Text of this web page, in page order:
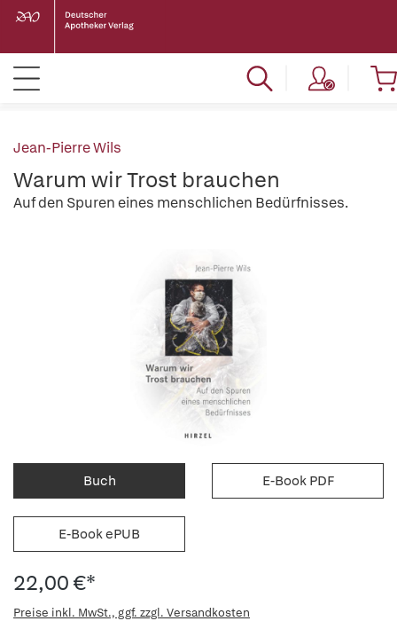
Jean-Pierre Wils
Warum wir Trost brauchen
Auf den Spuren eines menschlichen Bedürfnisses.
Buch E-Book PDF
E-Book ePUB
22,00 €*
Preise inkl. MwSt., ggf. zzgl. Versandkosten